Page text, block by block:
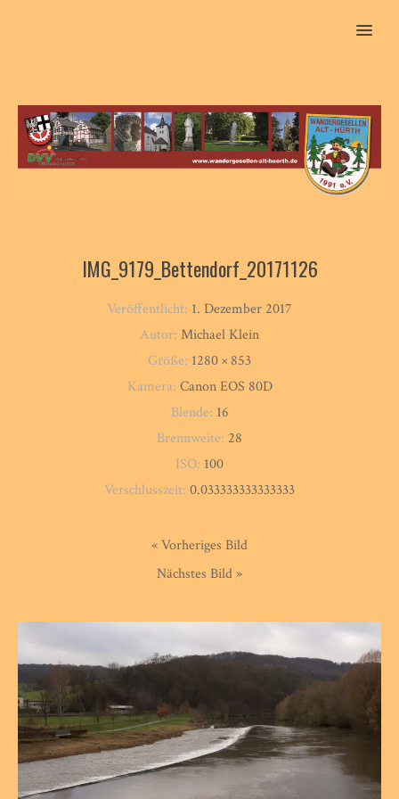
MENU
IMG_9179_Bettendorf_20171126
Veröffentlicht: 1. Dezember 2017
Autor: Michael Klein
Größe: 1280 × 853
Kamera: Canon EOS 80D
Blende: 16
Brennweite: 28
ISO: 100
Verschlusszeit: 0.033333333333333
« Vorheriges Bild
Nächstes Bild »